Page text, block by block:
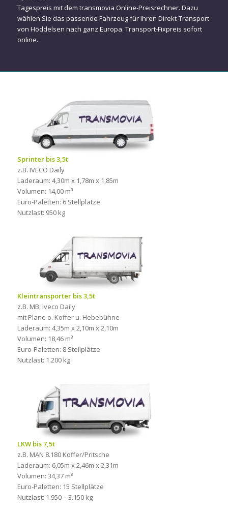
Tagespreis mit dem transmovia Online-Preisrechner. Dazu
wählen Sie das passende Fahrzeug für Ihren Direkt-Transport
von Höddelsen nach ganz Europa. Transport-Fixpreis sofort
online.
Sprinter bis 3,5t
z.B. IVECO Daily
Laderaum: 4,30m x 1,78m x 1,85m
Volumen: 14,00 m³
Euro-Paletten: 6 Stellplätze
Nutzlast: 950 kg
Kleintransporter bis 3,5t
z.B. MB, Iveco Daily
mit Plane o. Koffer u. Hebebühne
Laderaum: 4,35m x 2,10m x 2,10m
Volumen: 18,46 m³
Euro-Paletten: 8 Stellplätze
Nutzlast: 1.200 kg
LKW bis 7,5t
z.B. MAN 8.180 Koffer/Pritsche
Laderaum: 6,05m x 2,46m x 2,31m
Volumen: 34,37 m³
Euro-Paletten: 15 Stellplätze
Nutzlast: 1.950 – 3.150 kg